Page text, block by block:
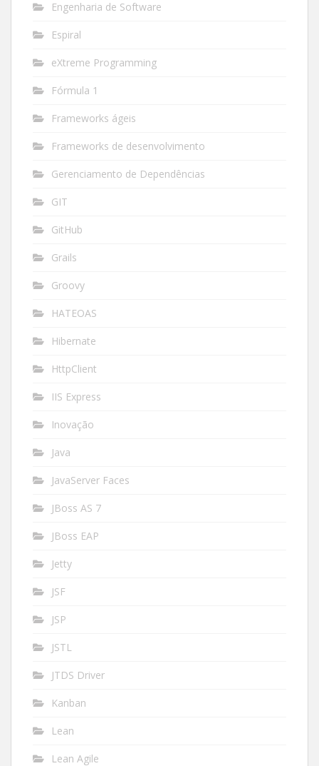
Engenharia de Software
Espiral
eXtreme Programming
Fórmula 1
Frameworks ágeis
Frameworks de desenvolvimento
Gerenciamento de Dependências
GIT
GitHub
Grails
Groovy
HATEOAS
Hibernate
HttpClient
IIS Express
Inovação
Java
JavaServer Faces
JBoss AS 7
JBoss EAP
Jetty
JSF
JSP
JSTL
JTDS Driver
Kanban
Lean
Lean Agile